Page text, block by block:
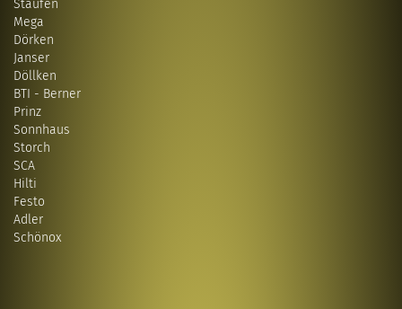
Staufen
Mega
Dörken
Janser
Döllken
BTI - Berner
Prinz
Sonnhaus
Storch
SCA
Hilti
Festo
Adler
Schönox